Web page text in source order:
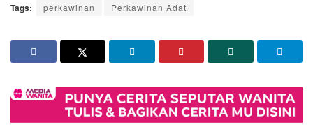
Tags: perkawinan Perkawinan Adat